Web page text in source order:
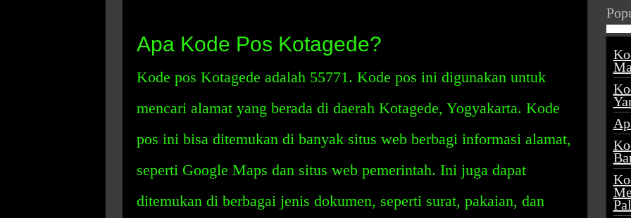
Apa Kode Pos Kotagede?
Kode pos Kotagede adalah 55771. Kode pos ini digunakan untuk
mencari alamat yang berada di daerah Kotagede, Yogyakarta. Kode
pos ini bisa ditemukan di banyak situs web berbagi informasi alamat,
seperti Google Maps dan situs web pemerintah. Ini juga dapat
ditemukan di berbagai jenis dokumen, seperti surat, pakaian, dan